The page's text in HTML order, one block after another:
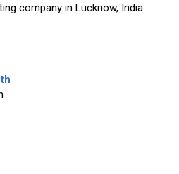
company in Lucknow, India